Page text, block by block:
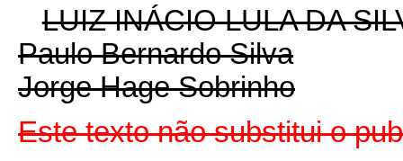
LUIZ INÁCIO LULA DA
Paulo Bernardo Silva
Jorge Hage Sobrinho
Este texto não substitui o